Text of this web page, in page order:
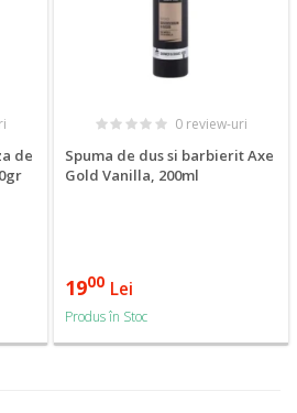
de
0 review-uri
Spuma de dus si barbierit Axe
Gold Vanilla, 200ml
1900 Lei
Produs în Stoc